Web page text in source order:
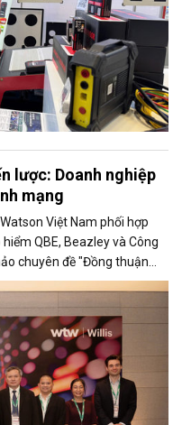
lược: Doanh nghiệp
mạng
Việt Nam phối hợp
QBE, Beazley và Công
chuyên đề "Đồng thuận
rủi ro an ninh mạng".